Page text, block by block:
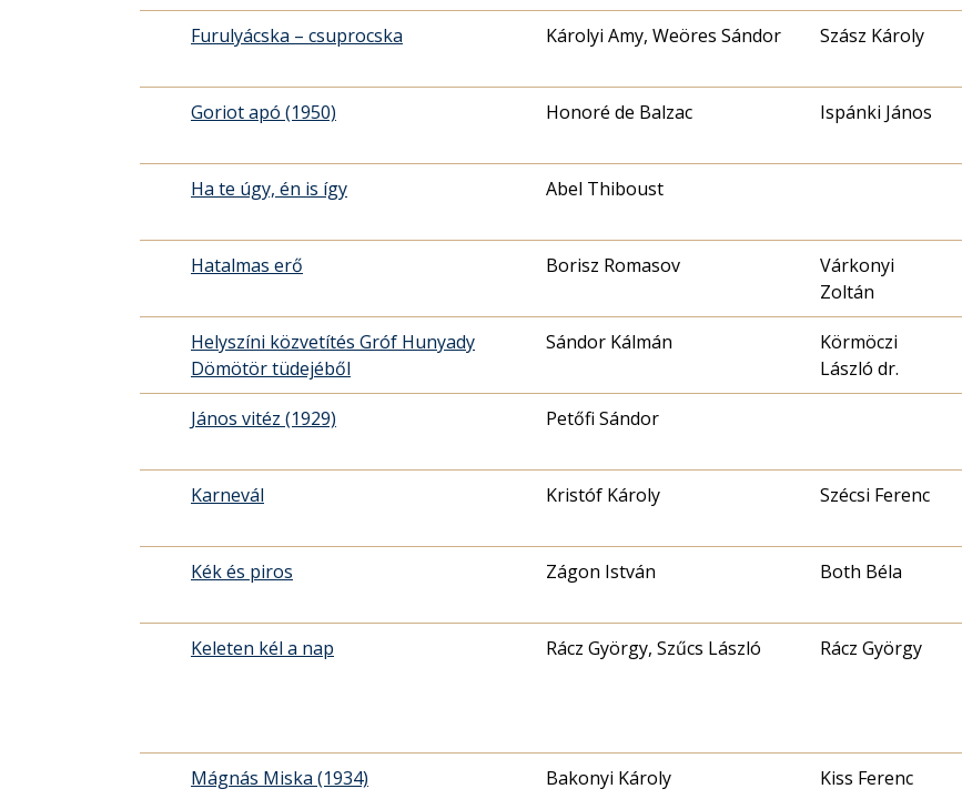
Furulyácska – csuprocska Károlyi Amy, Weöres Sándor Szász Károly
Goriot apó (1950) Honoré de Balzac Ispánki János
Ha te úgy, én is így Abel Thiboust
Hatalmas erő Borisz Romasov
Várkonyi
Zoltán
Helyszíni közvetítés Gróf Hunyady
Dömötör tüdejéből
Sándor Kálmán
Körmöczi
László dr.
János vitéz (1929) Petőfi Sándor
Karnevál Kristóf Károly Szécsi Ferenc
Kék és piros Zágon István Both Béla
Keleten kél a nap Rácz György, Szűcs László Rácz György
Mágnás Miska (1934) Bakonyi Károly Kiss Ferenc